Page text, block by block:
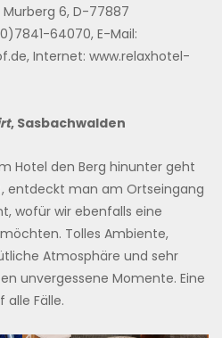
Murberg 6, D-77887
64070, E-Mail:
Internet: www.relaxhotel-
, Sasbachwalden
Hotel den Berg hinunter geht
entdeckt man am Ortseingang
wofür wir ebenfalls eine
Tolles Ambiente,
Atmosphäre und sehr
unvergessene Momente. Eine
alle Fälle.